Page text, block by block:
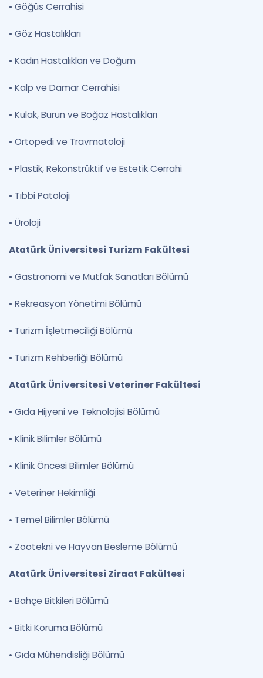
• Göğüs Cerrahisi
• Göz Hastalıkları
• Kadın Hastalıkları ve Doğum
• Kalp ve Damar Cerrahisi
• Kulak, Burun ve Boğaz Hastalıkları
• Ortopedi ve Travmatoloji
• Plastik, Rekonstrüktif ve Estetik Cerrahi
• Tıbbi Patoloji
• Üroloji
Atatürk Üniversitesi Turizm Fakültesi
• Gastronomi ve Mutfak Sanatları Bölümü
• Rekreasyon Yönetimi Bölümü
• Turizm İşletmeciliği Bölümü
• Turizm Rehberliği Bölümü
Atatürk Üniversitesi Veteriner Fakültesi
• Gıda Hijyeni ve Teknolojisi Bölümü
• Klinik Bilimler Bölümü
• Klinik Öncesi Bilimler Bölümü
• Veteriner Hekimliği
• Temel Bilimler Bölümü
• Zootekni ve Hayvan Besleme Bölümü
Atatürk Üniversitesi Ziraat Fakültesi
• Bahçe Bitkileri Bölümü
• Bitki Koruma Bölümü
• Gıda Mühendisliği Bölümü